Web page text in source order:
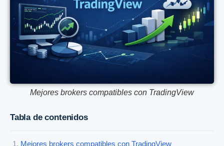
Mejores brokers compatibles con TradingView
Tabla de contenidos
Mejores brokers compatibles con TradingView